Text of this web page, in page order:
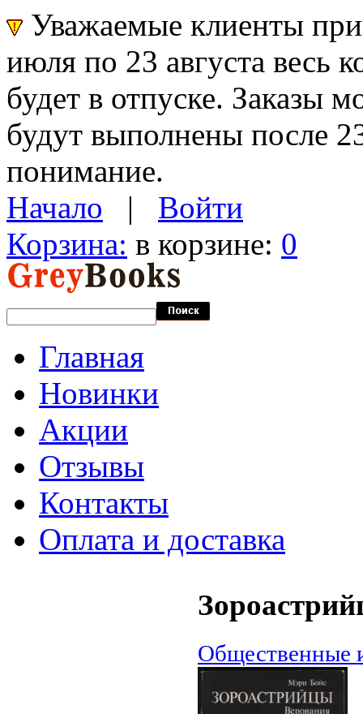
Уважаемые клиенты
июля по 23 августа весь
будет в отпуске. Заказы
будут выполнены после
понимание.
Начало | Войти
Корзина: в корзине: 0
Главная
Новинки
Акции
Отзывы
Контакты
Оплата и доставка
Общественные